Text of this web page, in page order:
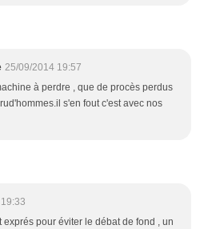
25/09/2014 19:57
à perdre , que de procès perdus
s'en fout c'est avec nos
exprés pour éviter le débat de fond , un